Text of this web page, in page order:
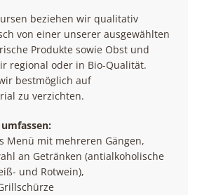
beziehen wir qualitativ
von einer unserer ausgewählten
Produkte sowie Obst und
regional oder in Bio-Qualität.
bestmöglich auf
zu verzichten.
Menü mit mehreren Gängen,
an Getränken (antialkoholische
und Rotwein),